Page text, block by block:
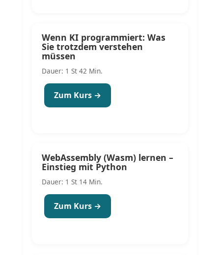
Wenn KI programmiert: Was
Sie trotzdem verstehen
müssen
Dauer: 1 St 42 Min.
Zum Kurs →
WebAssembly (Wasm) lernen –
Einstieg mit Python
Dauer: 1 St 14 Min.
Zum Kurs →